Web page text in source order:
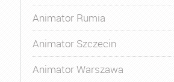
Animator Rumia
Animator Szczecin
Animator Warszawa